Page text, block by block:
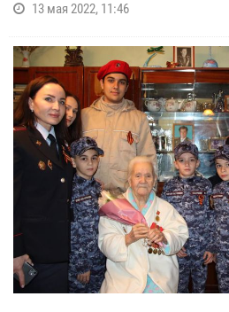
13 мая 2022, 11:46